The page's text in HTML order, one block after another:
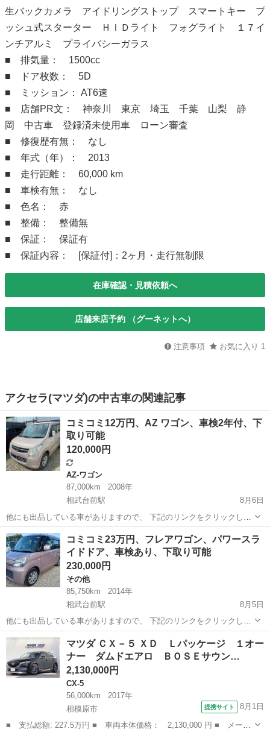
生バックカメラ アイドリングストップ スマートキー プ
ッシュ式スターター ＨＩＤライト フォグライト １７イ
ンチアルミ プライバシーガラス
■ 排気量： 1500cc
■ ドア枚数： 5D
■ ミッション： AT6速
■ 店舗PR文： 神奈川 東京 埼玉 千葉 山梨 静
岡 中古車 登録済未使用車 ローン審査
■ 修復歴有無： なし
■ 年式（年）： 2013
■ 走行距離： 60,000 km
■ 車検有無： なし
■ 色名： 赤
■ 整備： 整備無
■ 保証： 保証有
■ 保証内容： [保証付]：2ヶ月・走行無制限
在庫確認・見積依頼へ
店舗来店予約 （グーネットへ）
注意事項 お気に入り 1
アクセラ(マツダ)の中古車の関連記事
コミコミ12万円、AZ ワゴン、車検2年付、下
取り可能
120,000円
AZ-ワゴン
87,000km
2008年
相武台前駅
8月6日
他にも出品している車がありますので、 下記のリンクをクリックして
みてください。 https://jmty.jp/profiles/51c5354114269e47c50000fe 最
後まで連絡...
神奈川 相模原市 相武台前駅 ワゴン
コミコミ23万円、フレアワゴン、パワースラ
イドドア、車検あり、下取り可能
230,000円
その他
85,750km
2014年
相武台前駅
8月5日
他にも出品している車がありますので、 下記のリンクをクリックして
みてください。 https://jmty.jp/profiles/51c5354114269e47c50000fe 最
後まで連絡取れる、本気で興...
神奈川 相模原市 相武台前駅 フレア
マツダ ＣＸ－５ ＸＤ Ｌパッケージ １オー
ナー ダムドエアロ ＢＯＳＥサウン…
2,130,000円
CX-5
56,000km
2017年
相模原市
提携サイト 8月1日
■ 支払総額: 227.5万円 ■ 車両本体価格： 2,130,000 円 ■ メーカ